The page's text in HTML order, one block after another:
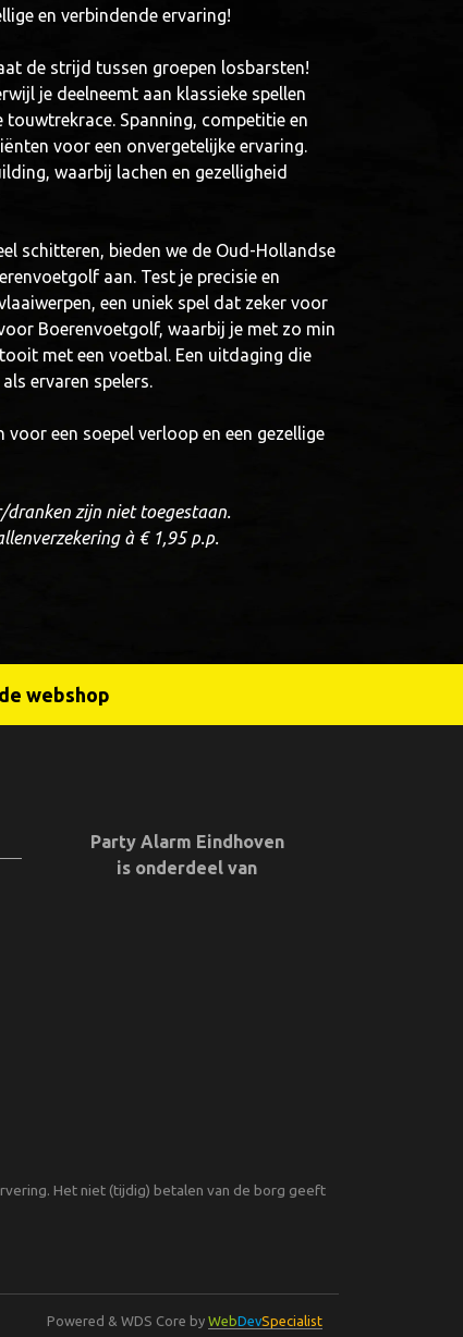
en verbindende ervaring!
de strijd tussen groepen losbarsten!
je deelneemt aan klassieke spellen
Spanning, competitie en
voor een onvergetelijke ervaring.
waarbij lachen en gezelligheid
schitteren, bieden we de Oud-Hollandse
aan. Test je precisie en
een uniek spel dat zeker voor
Boerenvoetgolf, waarbij je met zo min
met een voetbal. Een uitdaging die
ervaren spelers.
een soepel verloop en een gezellige
dranken zijn niet toegestaan.
à € 1,95 p.p.
webshop
Party Alarm Eindhoven
is onderdeel van
Het niet (tijdig) betalen van de borg geeft
Powered & WDS Core by WebDevSpecialist